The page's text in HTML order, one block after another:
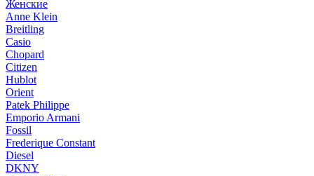
Женские
Anne Klein
Breitling
Casio
Chopard
Citizen
Hublot
Orient
Patek Philippe
Emporio Armani
Fossil
Frederique Constant
Diesel
DKNY